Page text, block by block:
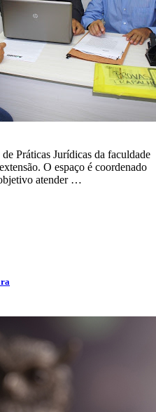
Práticas Jurídicas da faculdade
O espaço é coordenado
atender …